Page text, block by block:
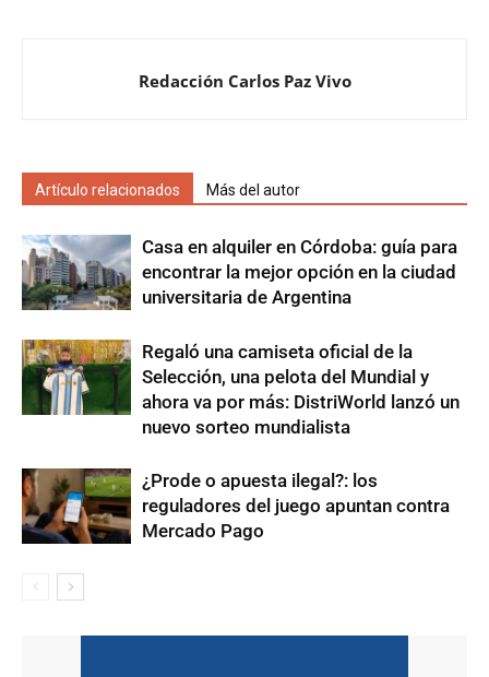
Redacción Carlos Paz Vivo
Artículo relacionados Más del autor
Casa en alquiler en Córdoba: guía para
encontrar la mejor opción en la ciudad
universitaria de Argentina
Regaló una camiseta oficial de la
Selección, una pelota del Mundial y
ahora va por más: DistriWorld lanzó un
nuevo sorteo mundialista
¿Prode o apuesta ilegal?: los
reguladores del juego apuntan contra
Mercado Pago